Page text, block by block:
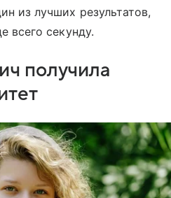
из лучших результатов,
всего секунду.
получила